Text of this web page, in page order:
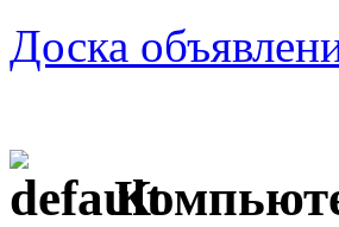
Доска